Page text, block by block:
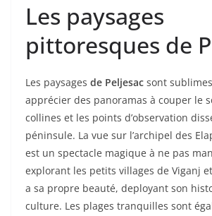
Les paysages
pittoresques de
Les paysages de Peljesac sont
apprécier des panoramas à couper le
collines et les points d’observation
péninsule. La vue sur l’archipel des
est un spectacle magique à ne pas
explorant les petits villages de Viganj
a sa propre beauté, deployant son
culture. Les plages tranquilles sont